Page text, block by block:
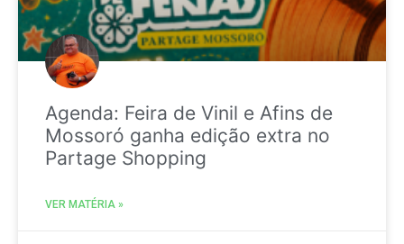
Agenda: Feira de Vinil e Afins de
Mossoró ganha edição extra no
Partage Shopping
VER MATÉRIA »